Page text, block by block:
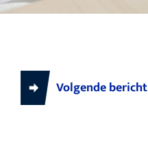
Volgende bericht